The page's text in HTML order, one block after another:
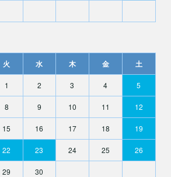
火 水 木 金 土
1 2 3 4 5
8 9 10 11 12
15 16 17 18 19
22 23 24 25 26
29 30